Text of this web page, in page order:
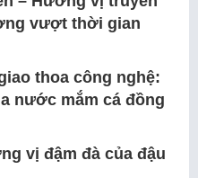
vượt thời gian
thoa công nghệ:
nước mắm cá đồng
vị đậm đà của đậu